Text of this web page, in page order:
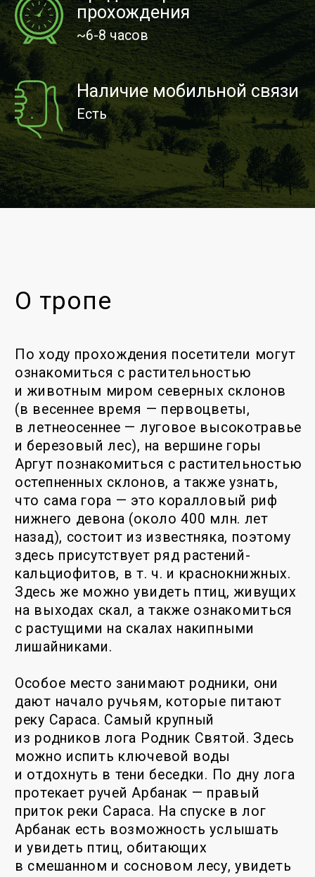
Большая часть маршрута проходит
по тропе. Территория маршрута
проходит по пересечённой местности
с луговой, степной, лесной
растительностью. Тематика маршрута
посвящена рельефу и водам данного
ландшафта, его флоре и фауне.
Самое оптимльное прохождение
тропы — с подъемом по логу М.
Тартушка, далее выход на г. Аргут
и спуск в лог Арбанак. Такой вариант
обусловлен более пологим (хоть
Точка начала маршрута находится
в верхней части села Сараса,
у автомобильного моста через реку
Сараса. Здесь же находится и точка
завершения маршрута. По пути маршрута
установлены указатели направления
движения. По ходу движения
предусмотрены остановки для
ознакомления с интересными
объектами, для отдыха.
Первая точка маршрута находится
на дне лога Арбанак у родника Святой.
со столиком и скамейками для отдыха.
Особое место занимают родники, они
дают начало ручьям, которые питают
реку Сараса. Самый крупный
из родников лога Родник Святой. Здесь
можно испить ключевой воды
и отдохнуть в тени беседки. По дну лога
протекает ручей Арбанак — правый
приток реки Сараса. На спуске в лог
Арбанак есть возможность услышать
и увидеть птиц, обитающих
в смешанном и сосновом лесу, увидеть
растущие в распадке папоротники,
лишайники и грибы.